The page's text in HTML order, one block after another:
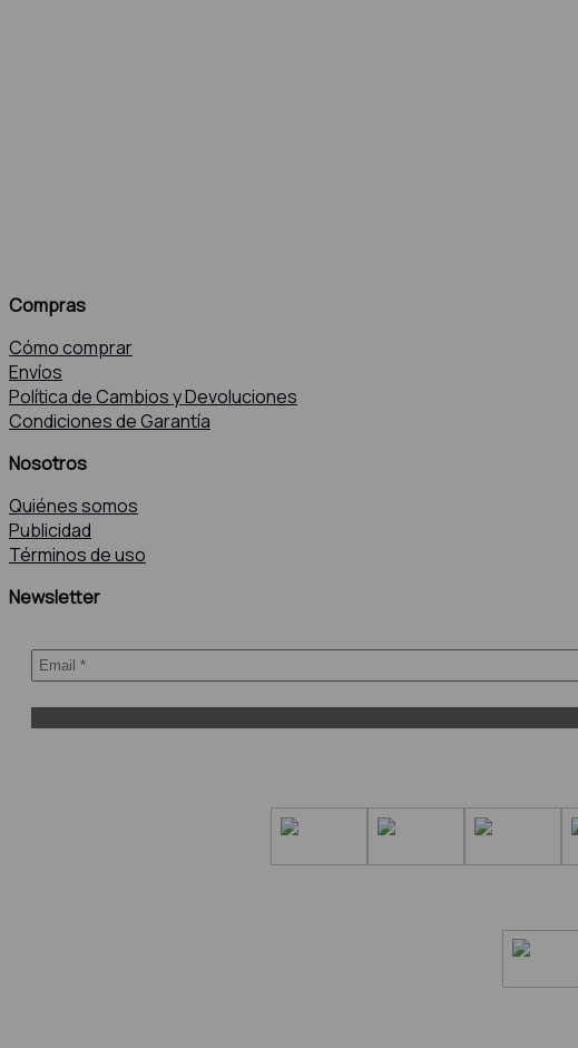
Compras
Cómo comprar
Envíos
Política de Cambios y Devoluciones
Condiciones de Garantía
Nosotros
Quiénes somos
Publicidad
Términos de uso
Newsletter